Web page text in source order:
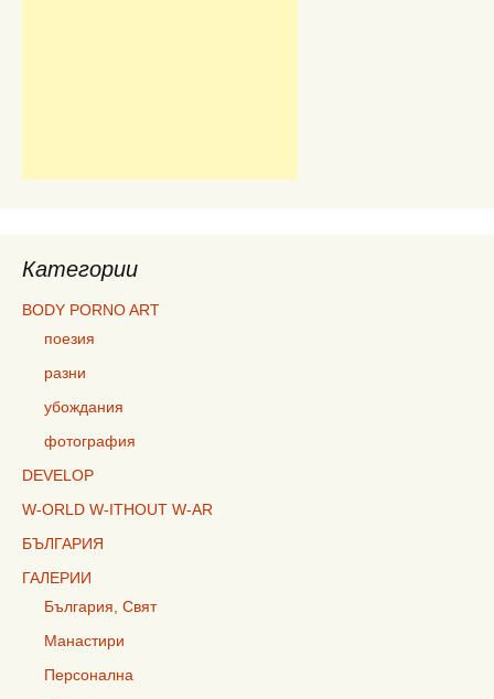
Категории
BODY PORNO ART
поезия
разни
убождания
фотография
DEVELOP
W-ORLD W-ITHOUT W-AR
БЪЛГАРИЯ
ГАЛЕРИИ
България, Свят
Манастири
Персонална